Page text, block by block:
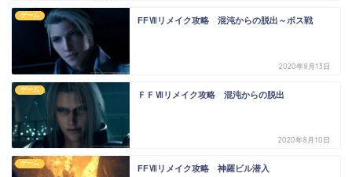
ゲーム
FFⅦリメイク攻略 混沌からの脱出～ボス戦
2020年8月13日
ゲーム
ＦＦⅦリメイク攻略 混沌からの脱出
2020年8月10日
ゲーム
FFⅦリメイク攻略 神羅ビル潜入